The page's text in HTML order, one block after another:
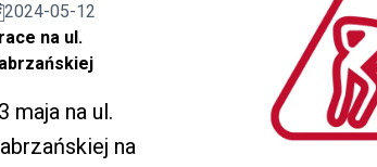
2024-05-12
na ul.
maja na ul.
na